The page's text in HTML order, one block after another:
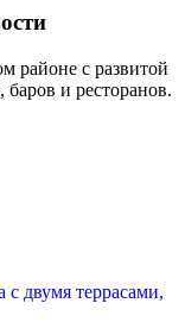
районе с развитой
баров и ресторанов.
с двумя террасами,